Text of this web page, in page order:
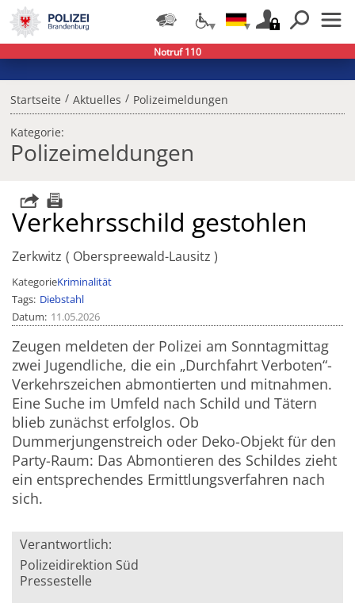
Startseite / Aktuelles / Polizeimeldungen
Kategorie:
Polizeimeldungen
Verkehrsschild gestohlen
Zerkwitz Oberspreewald-Lausitz
KategorieKriminalität
Tags Diebstahl
Datum 11.05.2026
Zeugen meldeten der Polizei am Sonntagmittag
zwei Jugendliche, die ein „Durchfahrt Verboten“-
Verkehrszeichen abmontierten und mitnahmen.
Eine Suche im Umfeld nach Schild und Tätern
blieb zunächst erfolglos. Ob
Dummerjungenstreich oder Deko-Objekt für den
Party-Raum: Das Abmontieren des Schildes zieht
ein entsprechendes Ermittlungsverfahren nach
sich.
Verantwortlich:
Polizeidirektion Süd
Pressestelle
Notruf 110